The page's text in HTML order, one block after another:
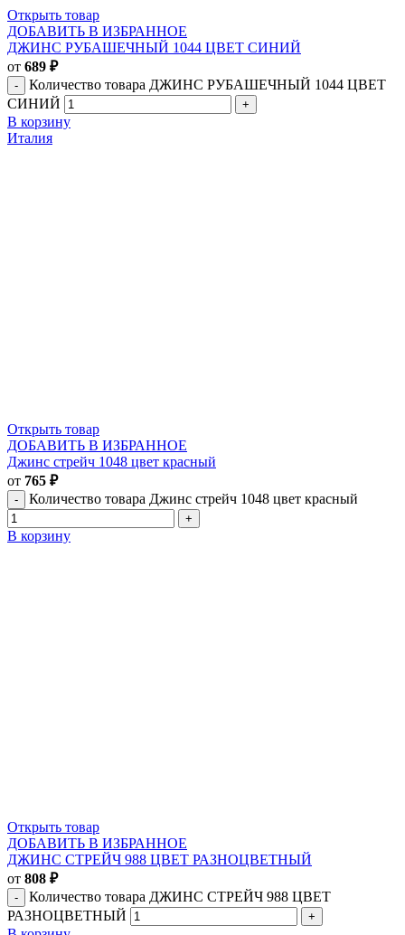
Открыть товар
ДОБАВИТЬ В ИЗБРАННОЕ
ДЖИНС РУБАШЕЧНЫЙ 1044 ЦВЕТ СИНИЙ
от 689 ₽
Количество товара ДЖИНС РУБАШЕЧНЫЙ 1044 ЦВЕТ
СИНИЙ
В корзину
Италия
Открыть товар
ДОБАВИТЬ В ИЗБРАННОЕ
Джинс стрейч 1048 цвет красный
от 765 ₽
Количество товара Джинс стрейч 1048 цвет красный
В корзину
Открыть товар
ДОБАВИТЬ В ИЗБРАННОЕ
ДЖИНС СТРЕЙЧ 988 ЦВЕТ РАЗНОЦВЕТНЫЙ
от 808 ₽
Количество товара ДЖИНС СТРЕЙЧ 988 ЦВЕТ
РАЗНОЦВЕТНЫЙ